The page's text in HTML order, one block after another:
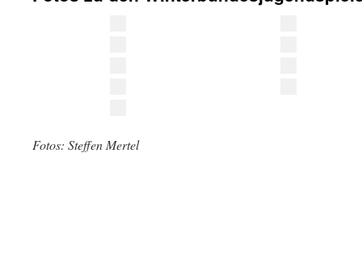
Fotos: Steffen Mertel